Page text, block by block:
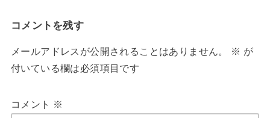
コメントを残す
メールアドレスが公開されることはありません。 ※ が
付いている欄は必須項目です
コメント ※